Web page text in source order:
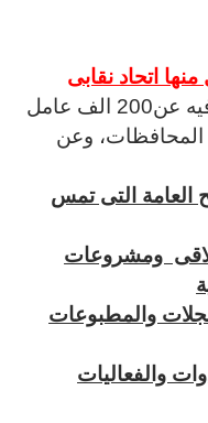
اتحاد نقابى
ويجب ان لايقل الاعضاء فيه عن200 الف عامل
المحافظات، وعن
العامة التى تمس
ومشروعات
والمطبوعات
والفعاليات